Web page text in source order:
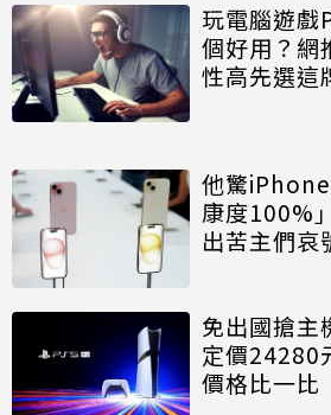
玩電腦遊戲
個好用？網
性高先選這
他驚
康度100%
出苦主們哀
免出國搶主
定價24280
價格比一比